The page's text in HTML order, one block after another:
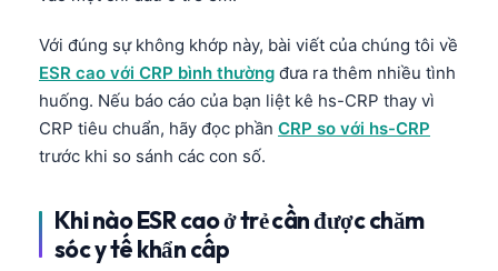
Với đúng sự không khớp này, bài viết của chúng tôi về
ESR cao với CRP bình thường đưa ra thêm nhiều tình
huống. Nếu báo cáo của bạn liệt kê hs-CRP thay vì
CRP tiêu chuẩn, hãy đọc phần CRP so với hs-CRP
trước khi so sánh các con số.
Khi nào ESR cao ở trẻ cần được chăm
sóc y tế khẩn cấp
Čeština
ქართული
Lietuvių kalba
Polski
한국어
Slovenščina